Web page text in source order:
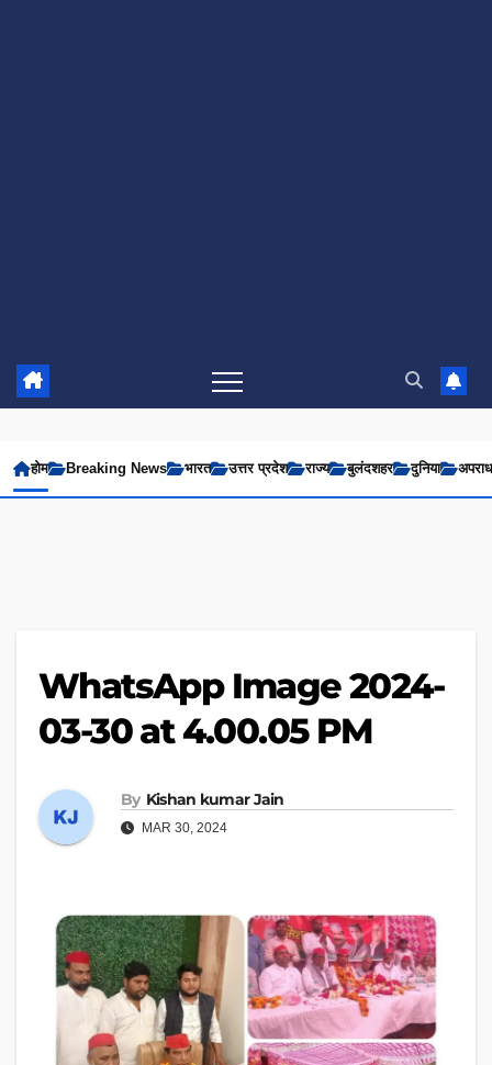
होम Breaking News भारत उत्तर प्रदेश राज्य बुलंदशहर दुनिया अपराध
WhatsApp Image 2024-
03-30 at 4.00.05 PM
By Kishan kumar Jain
MAR 30, 2024